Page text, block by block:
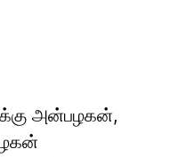
அன்பழகன்,